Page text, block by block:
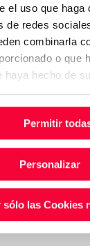
el uso que haga
de redes
combinarla
o que
haya hecho de
Permitir
Personalizar
sólo las Cookies
35.300 €
AUDI Q2
2025 25.217Km
35.700 €